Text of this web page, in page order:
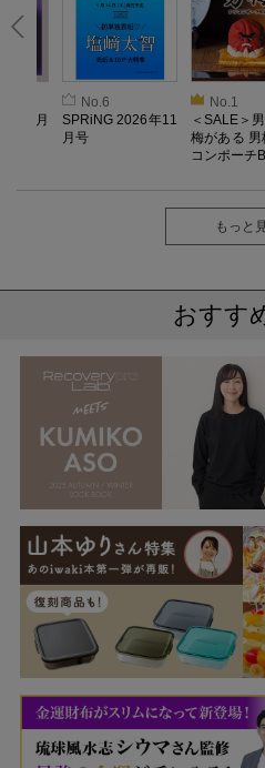
年10月
No.6
SPRiNG 2026年11
月号
No.1
＜SALE＞
梅がある 男
コンポーチ
もっと
おすす